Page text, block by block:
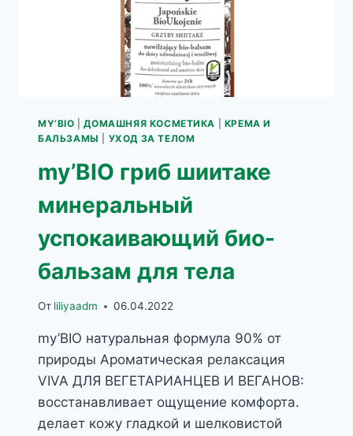
MY’BIO |ДОМАШНЯЯ КОСМЕТИКА
КРЕМА И
БАЛЬЗАМЫ
УХОД ЗА ТЕЛОМ
my’BIO гриб шиитаке
минеральный
успокаивающий био-
бальзам для тела
От liliyaadm 06.04.2022
my’BIO натуральная формула 90% от
природы Ароматическая релаксация
VIVA ДЛЯ ВЕГЕТАРИАНЦЕВ И ВЕГАНОВ:
восстанавливает ощущение комфорта.
делает кожу гладкой и шелковистой